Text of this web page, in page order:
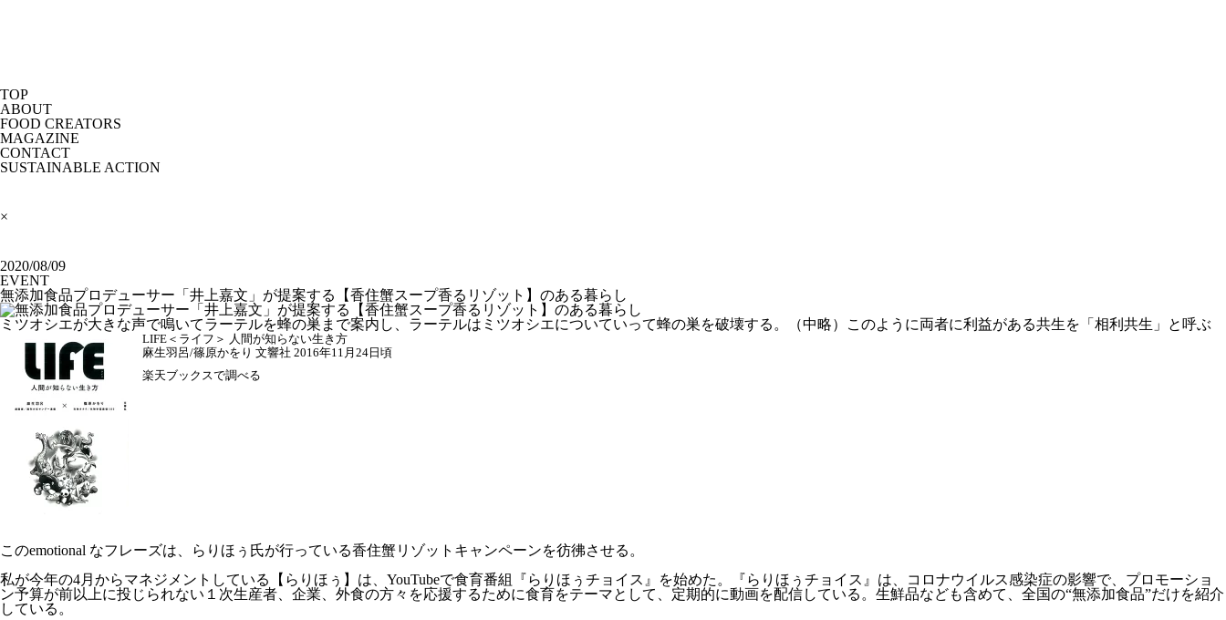
TOP
ABOUT
FOOD CREATORS
MAGAZINE
CONTACT
SUSTAINABLE ACTION
×
2020/08/09
EVENT
無添加食品プロデューサー「井上嘉文」が提案する【香住蟹スープ香るリゾット】のある暮らし
ミツオシエが大きな声で鳴いてラーテルを蜂の巣まで案内し、ラーテルはミツオシエについていって蜂の巣を破壊する。（中略）このように両者に利益がある共生を「相利共生」と呼ぶ
LIFE＜ライフ＞ 人間が知らない生き方
麻生羽呂/篠原かをり 文響社 2016年11月24日頃
楽天ブックスで調べる
このemotional なフレーズは、らりほぅ氏が行っている香住蟹リゾットキャンペーンを彷彿させる。
私が今年の4月からマネジメントしている【らりほぅ】は、 YouTubeで食育番組『らりほぅチョイス』
を始めた。『らりほぅチョイス』は、コロナウイルス感染症の影響で、プロモーショ
ン予算が前以上に投じられない１次生産者、企業、外食の方々を応援するために食育をテーマとして、定期的に動画を配信している。生鮮品なども含めて、全国の“無添加食品”だけを紹介
している。